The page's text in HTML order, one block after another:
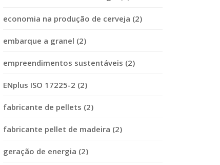
economia na produção de cerveja (2)
embarque a granel (2)
empreendimentos sustentáveis (2)
ENplus ISO 17225-2 (2)
fabricante de pellets (2)
fabricante pellet de madeira (2)
geração de energia (2)